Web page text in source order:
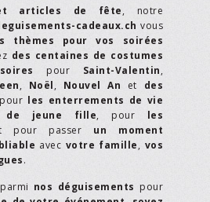
et articles de fête, notre
cadeaux.ch vous
thèmes pour vos soirées
des centaines de costumes
pour Saint-Valentin,
, Noël, Nouvel An et des
pour les enterrements de vie
de jeune fille, pour les
pour passer un moment
avec votre famille, vos
.
nos déguisements pour